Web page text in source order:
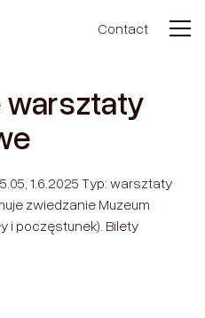
Contact
1.6.2025 Typ: warsztaty
zwiedzanie Muzeum
i poczęstunek). Bilety